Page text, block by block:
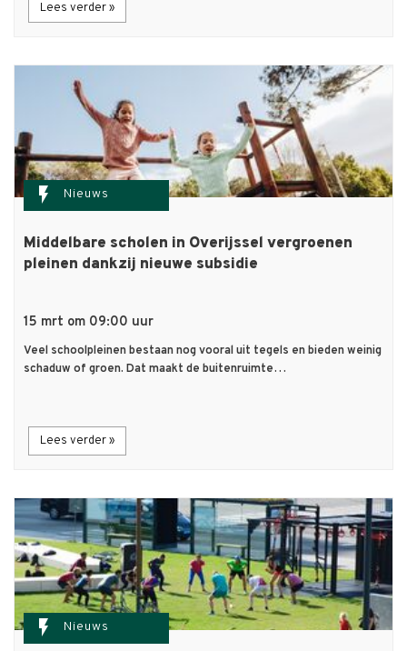
Lees verder »
flash_on Nieuws
Middelbare scholen in Overijssel vergroenen
pleinen dankzij nieuwe subsidie
15 mrt om 09:00 uur
Veel schoolpleinen bestaan nog vooral uit tegels en bieden weinig
schaduw of groen. Dat maakt de buitenruimte…
Lees verder »
flash_on Nieuws